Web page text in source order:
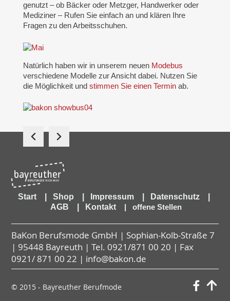
genutzt – ob Bäcker oder Metzger, Handwerker oder
Mediziner – Rufen Sie einfach an und klären Ihre
Fragen zu den Arbeitsschuhen.
Natürlich haben wir in unserem neuen Modebus
verschiedene Modelle zur Ansicht dabei. Nutzen Sie
die Möglichkeit und stimmen Sie einen Terminab.
Start Shop Impressum Datenschutz
AGB
Kontakt | offene Stellen
BaKon Berufsmode GmbH | Sophian-Kolb-Straße 7
| 95448 Bayreuth | Tel. 0921/871 00 20 | Fax
0921/ 871 00 22 | info@bakon.de
© 2015 - Bayreuther Berufmode